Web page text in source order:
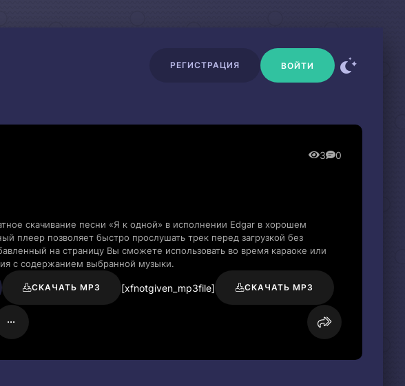
РЕГИСТРАЦИЯ ВОЙТИ
3 0
скачивание песни «Я к одной» в исполнении Edgar в хорошем
плеер позволяет быстро прослушать трек перед загрузкой без
на страницу Вы сможете использовать во время караоке или
с содержанием выбранной музыки.
СКАЧАТЬ MP3 [xfnotgiven_mp3file] СКАЧАТЬ MP3